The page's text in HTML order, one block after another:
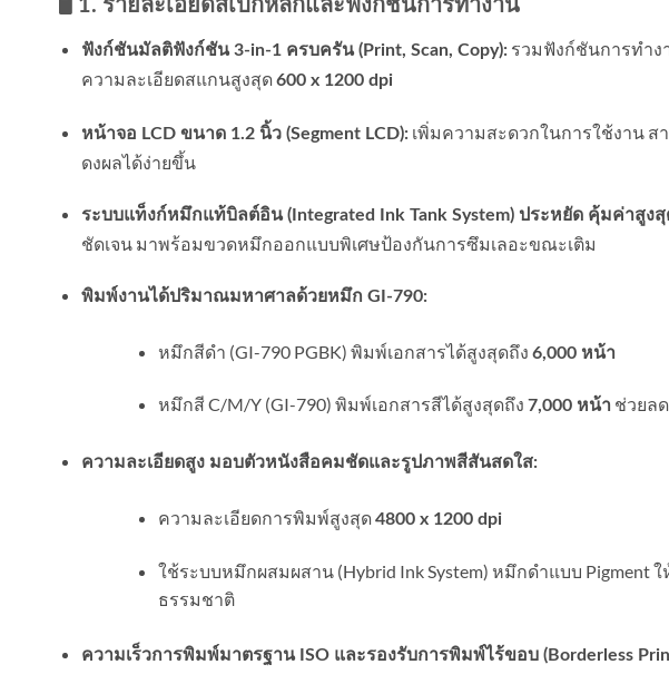
🖥️ 1. รายละเอียดสเปกหลักและฟังก์ชันการทำงาน
ฟังก์ชันมัลติฟังก์ชัน 3-in-1 ครบครัน (Print, Scan, Copy):รวมฟังก์ชันการทำงา
ความละเอียดสแกนสูงสุด600 x 1200 dpi
หน้าจอ LCD ขนาด 1.2 นิ้ว (Segment LCD):เพิ่มความสะดวกในการใช้งาน ส
ดงผลได้ง่ายขึ้น
ระบบแท็งก์หมึกแท้บิลต์อิน (Integrated Ink Tank System) ประหยัด คุ้มค่าสูงสุ
ชัดเจน มาพร้อมขวดหมึกออกแบบพิเศษป้องกันการซึมเลอะขณะเติม
พิมพ์งานได้ปริมาณมหาศาลด้วยหมึก GI-790:
หมึกสีดำ (GI-790 PGBK) พิมพ์เอกสารได้สูงสุดถึง 6,000 หน้า
หมึกสี C/M/Y (GI-790) พิมพ์เอกสารสีได้สูงสุดถึง 7,000 หน้า ช่วยล
ความละเอียดสูง มอบตัวหนังสือคมชัดและรูปภาพสีสันสดใส:
ความละเอียดการพิมพ์สูงสุด4800 x 1200 dpi
ใช้ระบบหมึกผสมผสาน (Hybrid Ink System) หมึกดำแบบ
ธรรมชาติ
ความเร็วการพิมพ์มาตรฐาน ISO และรองรับการพิมพ์ไร้ขอบ (Borderless